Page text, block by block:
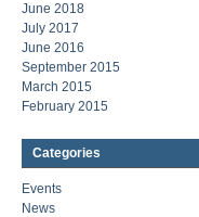
June 2018
July 2017
June 2016
September 2015
March 2015
February 2015
Categories
Events
News